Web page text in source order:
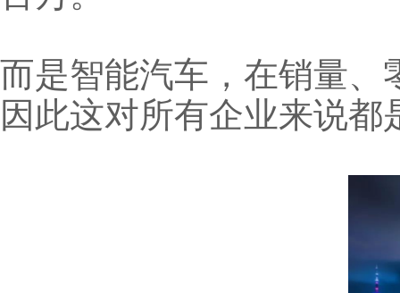
而是智能汽车，在销量、
因此这对所有企业来说都